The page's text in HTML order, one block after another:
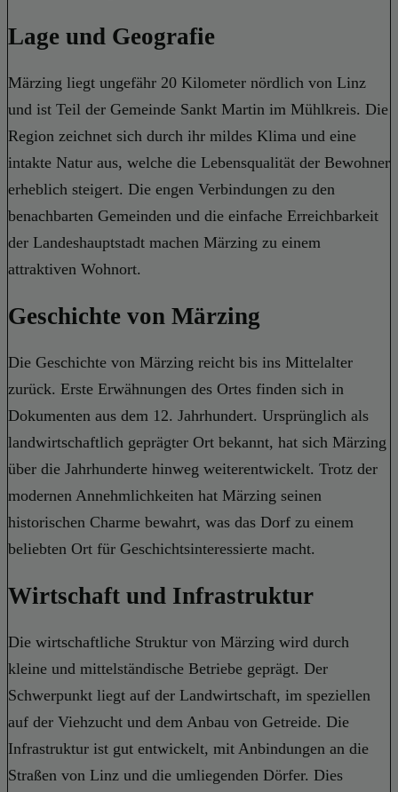
Lage und Geografie
Märzing liegt ungefähr 20 Kilometer nördlich von Linz
und ist Teil der Gemeinde Sankt Martin im Mühlkreis. Die
Region zeichnet sich durch ihr mildes Klima und eine
intakte Natur aus, welche die Lebensqualität der Bewohner
erheblich steigert. Die engen Verbindungen zu den
benachbarten Gemeinden und die einfache Erreichbarkeit
der Landeshauptstadt machen Märzing zu einem
attraktiven Wohnort.
Geschichte von Märzing
Die Geschichte von Märzing reicht bis ins Mittelalter
zurück. Erste Erwähnungen des Ortes finden sich in
Dokumenten aus dem 12. Jahrhundert. Ursprünglich als
landwirtschaftlich geprägter Ort bekannt, hat sich Märzing
über die Jahrhunderte hinweg weiterentwickelt. Trotz der
modernen Annehmlichkeiten hat Märzing seinen
historischen Charme bewahrt, was das Dorf zu einem
beliebten Ort für Geschichtsinteressierte macht.
Wirtschaft und Infrastruktur
Die wirtschaftliche Struktur von Märzing wird durch
kleine und mittelständische Betriebe geprägt. Der
Schwerpunkt liegt auf der Landwirtschaft, im speziellen
auf der Viehzucht und dem Anbau von Getreide. Die
Infrastruktur ist gut entwickelt, mit Anbindungen an die
Straßen von Linz und die umliegenden Dörfer. Dies